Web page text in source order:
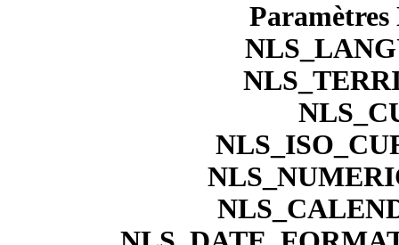
Paramètres